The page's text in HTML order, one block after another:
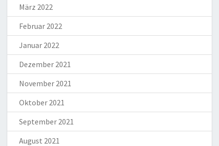
März 2022
Februar 2022
Januar 2022
Dezember 2021
November 2021
Oktober 2021
September 2021
August 2021